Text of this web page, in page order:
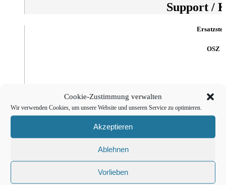
Cookie-Zustimmung verwalten
Wir verwenden Cookies, um unsere Website und unseren Service zu optimieren.
Akzeptieren
Ablehnen
Vorlieben
Support /
OSZ
Customer